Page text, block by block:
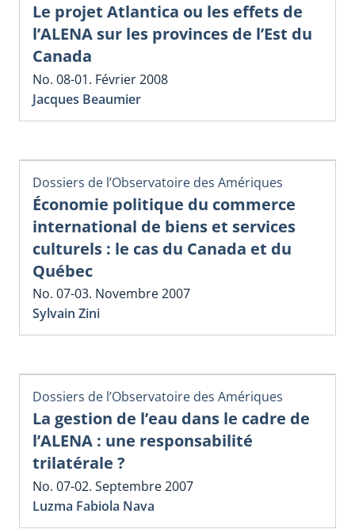
Le projet Atlantica ou les effets de
l’ALENA sur les provinces de l’Est du
Canada
No. 08-01. Février 2008
Jacques Beaumier
Dossiers de l’Observatoire des Amériques
Économie politique du commerce
international de biens et services
culturels : le cas du Canada et du
Québec
No. 07-03. Novembre 2007
Sylvain Zini
Dossiers de l’Observatoire des Amériques
La gestion de l’eau dans le cadre de
l’ALENA : une responsabilité
trilatérale ?
No. 07-02. Septembre 2007
Luzma Fabiola Nava